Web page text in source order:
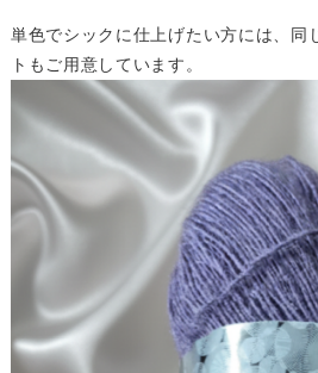
単色でシックに仕上げたい方には、同
トもご用意しています。